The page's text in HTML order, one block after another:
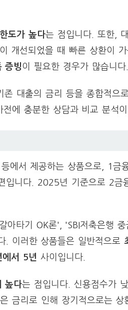
도가 높다는 점입니다. 또한,
개선되었을 때 빠른 상환이 가
증빙이 필요한 경우가 많습니다.
대출의 금리 등을 종합적으
에 충분한 상담과 비교 분석이
에서 제공하는 상품으로, 1금
입니다. 2025년 기준으로 2금
아타기 OK론', 'SBI저축은행
. 이러한 상품들은 일반적으로
에서 5년 사이입니다.
높다는 점입니다. 신용점수가
금리로 인해 장기적으로는 상